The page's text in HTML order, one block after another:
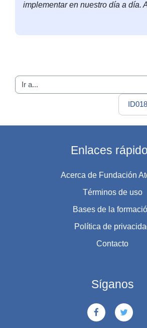
implementar en nuestro día a día.
Ir a...
Enlaces
Acerca de Fundación
Términos de uso
Bases de la
Política de
Contacto
Síganos